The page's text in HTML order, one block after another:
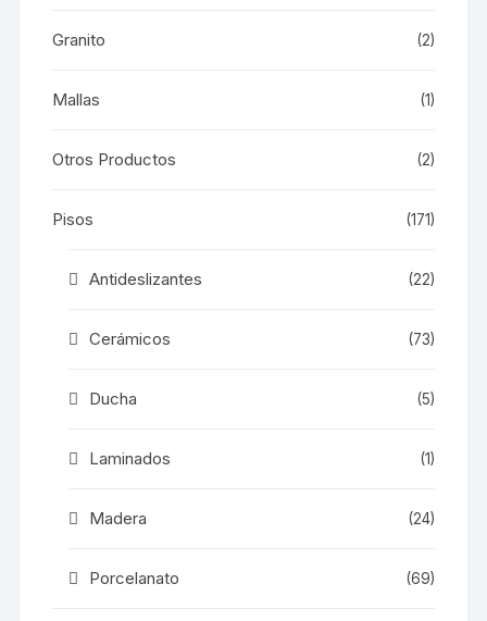
Granito (2)
Mallas (1)
Otros Productos (2)
Pisos (171)
Antideslizantes (22)
Cerámicos (73)
Ducha (5)
Laminados (1)
Madera (24)
Porcelanato (69)